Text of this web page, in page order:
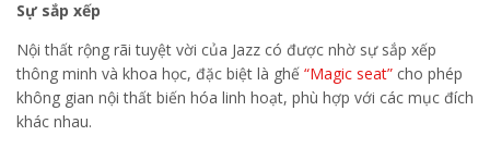
Sự sắp xếp
Nội thất rộng rãi tuyệt vời của Jazz có được nhờ sự sắp xếp
thông minh và khoa học, đặc biệt là ghế “Magic seat” cho phép
không gian nội thất biến hóa linh hoạt, phù hợp với các mục đích
khác nhau.